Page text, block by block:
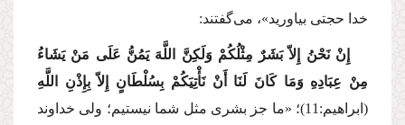
خدا حجتی بیاورید»، می‌گفتند:
إِنْ نَحْنُ إِلاّ بَشَرٌ مِثْلُكُمْ وَلَكِنَّ اللَّهَ یَمُنُّ عَلَی مَنْ یَشَاءُ
مِنْ عِبَادِهِ وَمَا كَانَ لَنَا أَنْ نَأْتِیَكُمْ بِسُلْطَانٍ إِلاّ بِإِذْنِ اللَّهِ
(ابراهیم:11)؛
«ما جز بشری مثل شما نیستیم؛ ولی خداوند